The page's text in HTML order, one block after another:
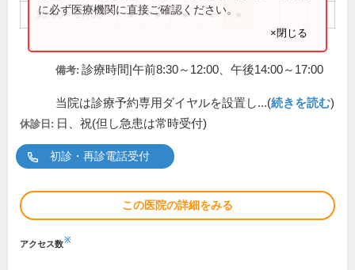
13:00～17:00 ● ● ● ●
に必ず医療機関に直接ご確認ください。
×閉じる
備考: 診療時間|午前8:30～12:00、午後14:00～17:00
当院は診療予約専用ダイヤルを設置し...(続きを読む)
休診日: 日、祝(但し急患は常時受付)
初診・再診電話受付
この医院の詳細をみる
アクセス数※